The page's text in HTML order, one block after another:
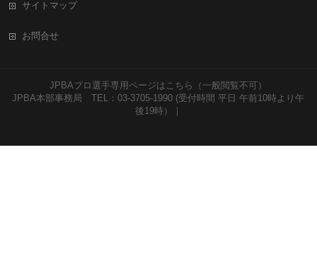
サイトマップ
お問合せ
JPBAプロ選手専用ページはこちら（一般閲覧不可）
JPBA本部事務局 TEL：03-3705-1990 (受付時間 平日 午前10時より午
後19時）｜